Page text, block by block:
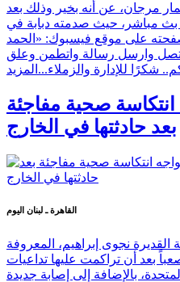
مرجان، عن أنه بخير وذلك بعد
بث مباشر، حيث صدمته دبابة في
على موقع فيسبوك: «الحمد
اتصل وارسل رسالة واتطمن وعلق
شكرًا للإدارة والزملاء... المزيد
انتكاسة صحية مفاجئة
بعد حادثتها في الخارج
القاهرة ـ لبنان اليوم
القديرة نجوى إبراهيم، المعروفة
بعد أن تراكمت عليها تداعيات
بالإضافة إلى إصابة جديدة